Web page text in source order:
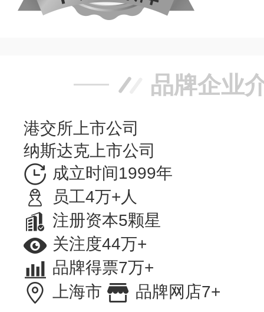
品牌企业
港交所上市公司
纳斯达克上市公司
成立时间1999年
员工4万+人
注册资本5颗星
关注度44万+
品牌得票7万+
上海市
品牌网店7+